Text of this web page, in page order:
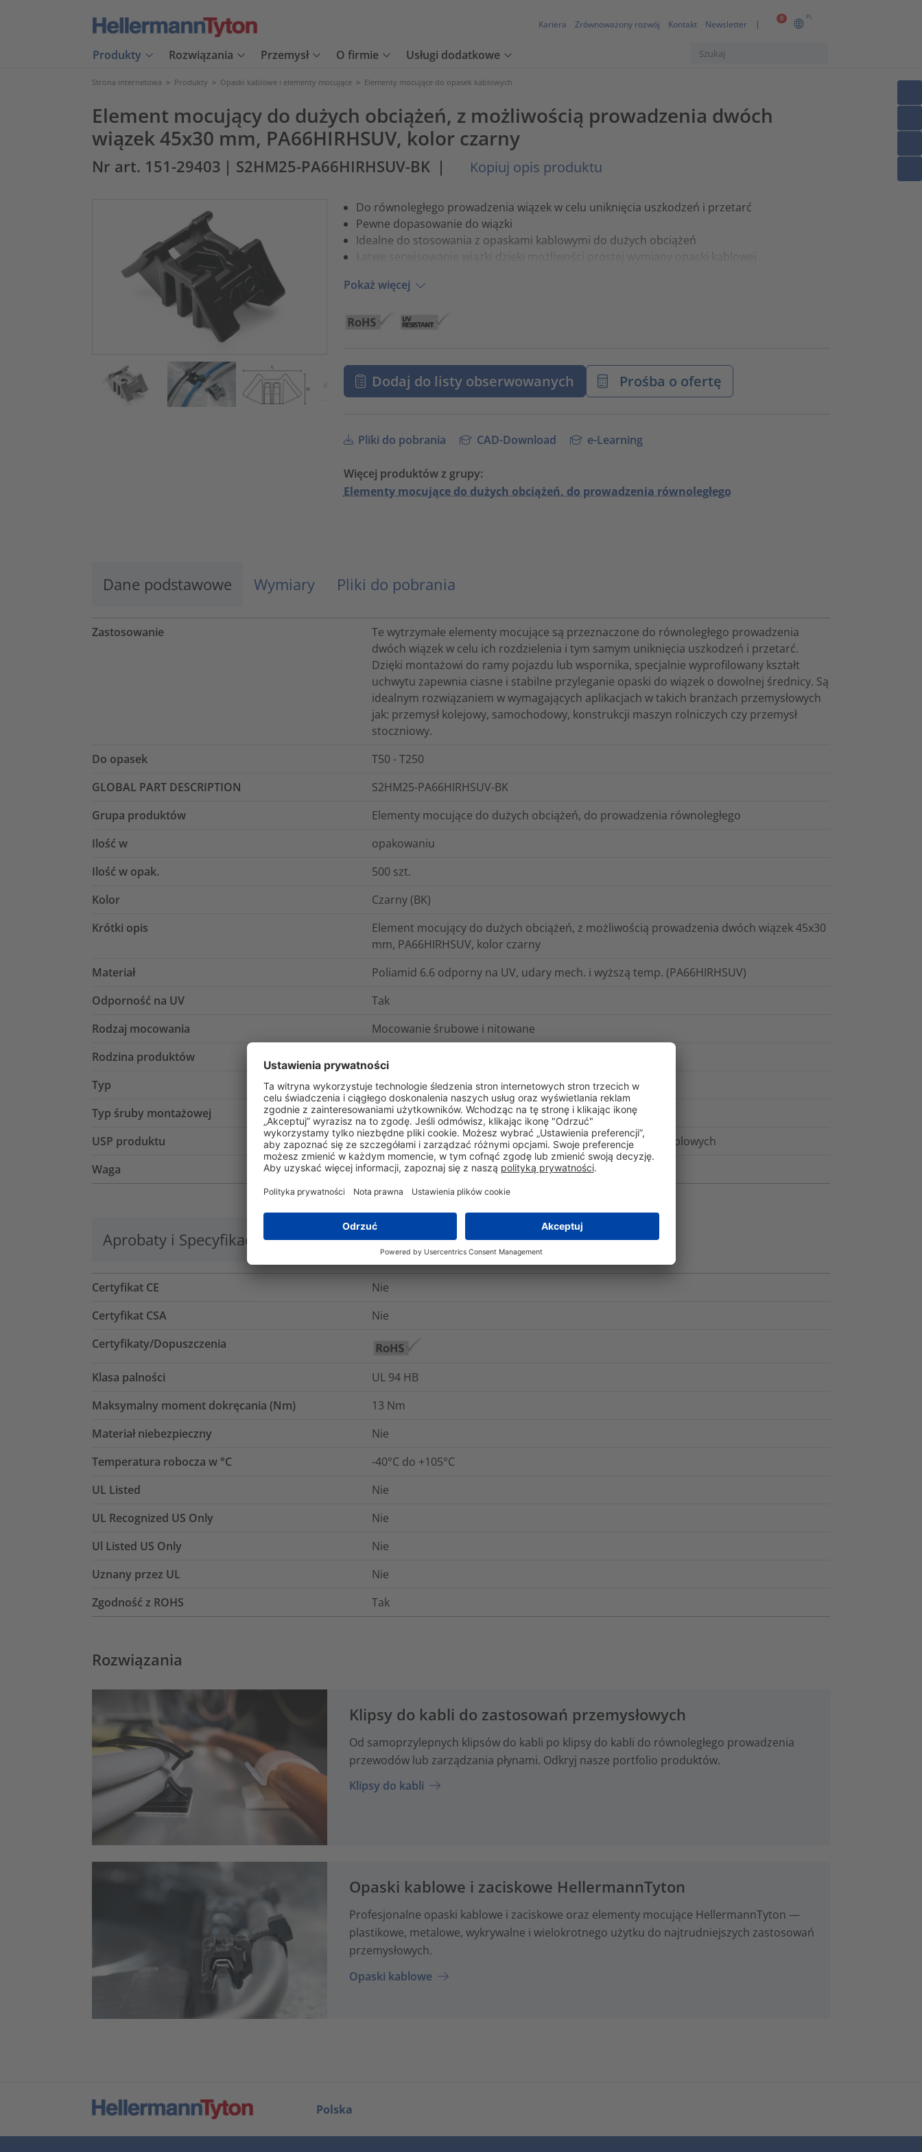
0 PL
Kariera Zrównoważony rozwój Kontakt Newsletter
Produkty Rozwiązania Przemysł O firmie Usługi dodatkowe
Strona internetowa > Produkty > Opaski kablowe i elementy mocujące > Elementy mocujące do opasek kablowych
Element mocujący do dużych obciążeń, z możliwością prowadzenia dwóch
wiązek 45x30 mm, PA66HIRHSUV, kolor czarny
Nr art. 151-29403 | S2HM25-PA66HIRHSUV-BK | Kopiuj opis produktu
Do równoległego prowadzenia wiązek w celu uniknięcia uszkodzeń i przetarć
Pewne dopasowanie do wiązki
Idealne do stosowania z opaskami kablowymi do dużych obciążeń
Łatwe serwisowanie wiązki dzięki możliwości prostej wymiany opaski kablowej
Pokaż więcej
Dodaj do listy obserwowanych Prośba o ofertę
Pliki do pobrania CAD-Download e-Learning
Więcej produktów z grupy:
Elementy mocujące do dużych obciążeń, do prowadzenia równoległego
Dane podstawowe Wymiary Pliki do pobrania
Zastosowanie
Te wytrzymałe elementy mocujące są przeznaczone do równoległego prowadzenia
dwóch wiązek w celu ich rozdzielenia i tym samym uniknięcia uszkodzeń i przetarć.
Dzięki montażowi do ramy pojazdu lub wspornika, specjalnie wyprofilowany kształt
uchwytu zapewnia ciasne i stabilne przyleganie opaski do wiązek o dowolnej średnicy. Są
idealnym rozwiązaniem w wymagających aplikacjach w takich branżach przemysłowych
jak: przemysł kolejowy, samochodowy, konstrukcji maszyn rolniczych czy przemysł
stoczniowy.
Do opasek
T50 - T250
GLOBAL PART DESCRIPTION
S2HM25-PA66HIRHSUV-BK
Grupa produktów
Elementy mocujące do dużych obciążeń, do prowadzenia równoległego
Ilość w
opakowaniu
Ilość w opak.
500 szt.
Kolor
Czarny (BK)
Krótki opis
Element mocujący do dużych obciążeń, z możliwością prowadzenia dwóch wiązek 45x30
mm, PA66HIRHSUV, kolor czarny
Materiał
Poliamid 6.6 odporny na UV, udary mech. i wyższą temp. (PA66HIRHSUV)
Odporność na UV
Tak
Rodzaj mocowania
Mocowanie śrubowe i nitowane
Rodzina produktów
S2CM25 z ochroną przed odkręceniem
Typ
S2HM25
Typ śruby montażowej
#1/4" (M6) Wkręt
USP produktu
absorbujące drgania, umożliwia prowadzenie wielu tras kablowych
Waga
0.00988 kg
Aprobaty i Specyfikacje Logistyka i opakowania Więcej informacji
Certyfikat CE
Nie
Certyfikat CSA
Nie
Certyfikaty/Dopuszczenia
Klasa palności
UL 94 HB
Maksymalny moment dokręcania (Nm)
13 Nm
Materiał niebezpieczny
Nie
Temperatura robocza w °C
-40°C do +105°C
UL Listed
Nie
UL Recognized US Only
Nie
Ul Listed US Only
Nie
Uznany przez UL
Nie
Zgodność z ROHS
Tak
Rozwiązania
Klipsy do kabli do zastosowań przemysłowych
Od samoprzylepnych klipsów do kabli po klipsy do kabli do równoległego prowadzenia
przewodów lub zarządzania płynami. Odkryj nasze portfolio produktów.
Klipsy do kabli
Opaski kablowe i zaciskowe HellermannTyton
Profesjonalne opaski kablowe i zaciskowe oraz elementy mocujące HellermannTyton —
plastikowe, metalowe, wykrywalne i wielokrotnego użytku do najtrudniejszych zastosowań
przemysłowych.
Opaski kablowe
Polska